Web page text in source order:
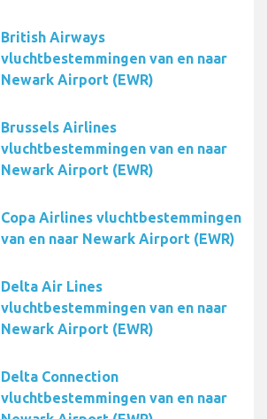
British Airways
vluchtbestemmingen van en naar
Newark Airport (EWR)
Brussels Airlines
vluchtbestemmingen van en naar
Newark Airport (EWR)
Copa Airlines vluchtbestemmingen
van en naar Newark Airport (EWR)
Delta Air Lines
vluchtbestemmingen van en naar
Newark Airport (EWR)
Delta Connection
vluchtbestemmingen van en naar